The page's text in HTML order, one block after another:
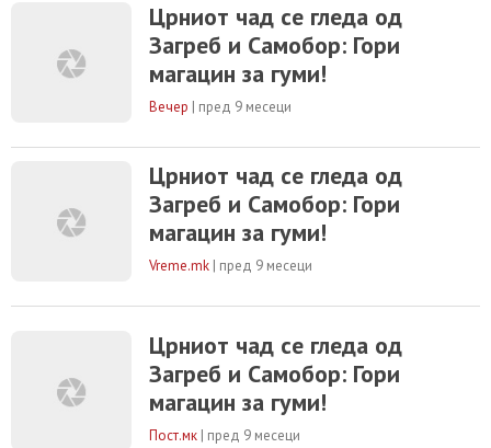
Самобор. На терен се пожарникарите од
Света Недела со повеќе возила и скали, а
поради интензитетот на пожарот, им се
приклучија и екипи од соседните
противпожарни
Црниот чад се гледа од
Загреб и Самобор: Гори
магацин за гуми!
Вечер | пред 9 месеци
Црниот чад се гледа од
Загреб и Самобор: Гори
магацин за гуми!
Vreme.mk | пред 9 месеци
Црниот чад се гледа од
Загреб и Самобор: Гори
магацин за гуми!
Пост.мк | пред 9 месеци